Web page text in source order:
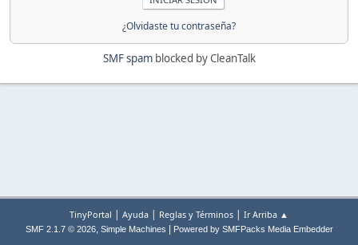
¿Olvidaste tu contraseña?
SMF spamblocked by CleanTalk
TinyPortal | Ayuda | Reglas y Términos | Ir Arriba ▲
SMF 2.1.7 © 2026, Simple Machines Powered by SMFPacks Media Embedder